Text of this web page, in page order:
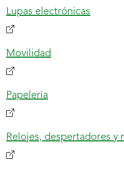
Lupas electrónicas
Movilidad
Papelería
Relojes, despertadores